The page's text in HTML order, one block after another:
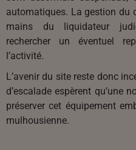
automatiques. La gestion du
mains du liquidateur
rechercher un éventuel
l’activité.
L’avenir du site reste donc
d’escalade espèrent qu’une
préserver cet équipement
mulhousienne.